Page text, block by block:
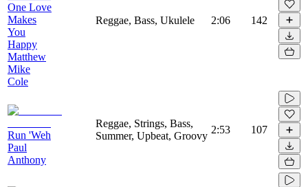
One Love
Makes
You
Happy
Matthew
Mike
Cole
Reggae, Bass, Ukulele 2:06 142
Run 'Weh
Paul
Anthony
Reggae, Strings, Bass,
Summer, Upbeat, Groovy
2:53 107